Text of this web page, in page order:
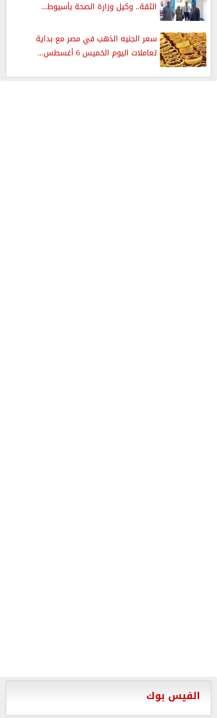
الثقة.. وكيل وزارة الصحة بأسيوط...
سعر الجنيه الذهب في مصر مع بداية
تعاملات اليوم الخميس 6 أغسطس...
الفيس بوك